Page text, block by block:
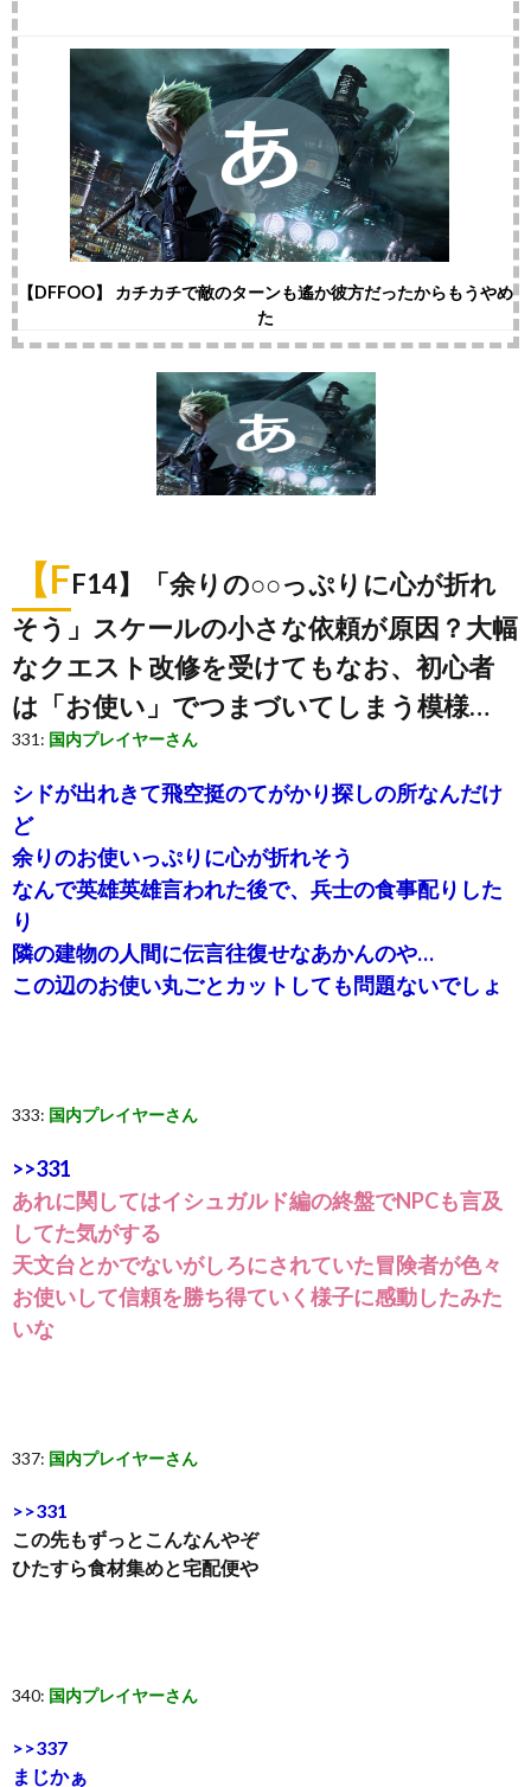
【DFFOO】 カチカチで敵のターンも遙か彼方だったからもうやめ
た
【FF14】「余りの○○っぷりに心が折れ
そう」スケールの小さな依頼が原因？大幅
なクエスト改修を受けてもなお、初心者
は「お使い」でつまづいてしまう模様…
331: 国内プレイヤーさん
シドが出れきて飛空挺のてがかり探しの所なんだけ
ど
余りのお使いっぷりに心が折れそう
なんで英雄英雄言われた後で、兵士の食事配りした
り
隣の建物の人間に伝言往復せなあかんのや…
この辺のお使い丸ごとカットしても問題ないでしょ
333: 国内プレイヤーさん
>>331
あれに関してはイシュガルド編の終盤でNPCも言及
してた気がする
天文台とかでないがしろにされていた冒険者が色々
お使いして信頼を勝ち得ていく様子に感動したみた
いな
337: 国内プレイヤーさん
>>331
この先もずっとこんなんやぞ
ひたすら食材集めと宅配便や
340: 国内プレイヤーさん
>>337
まじかぁ